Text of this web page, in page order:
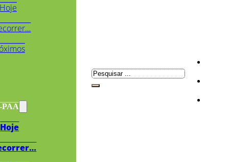
PAA
Hoje
Pesquisar